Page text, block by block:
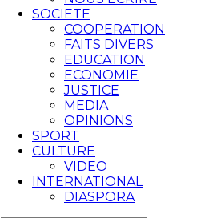
SOCIETE
COOPERATION
FAITS DIVERS
EDUCATION
ECONOMIE
JUSTICE
MEDIA
OPINIONS
SPORT
CULTURE
VIDEO
INTERNATIONAL
DIASPORA